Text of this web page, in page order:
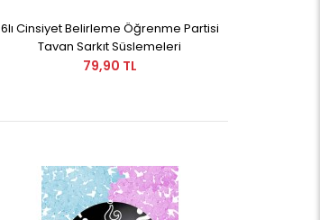
6lı Cinsiyet Belirleme Öğrenme Partisi
Tavan Sarkıt Süslemeleri
79,90 TL